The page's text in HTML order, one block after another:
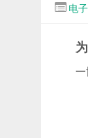
电